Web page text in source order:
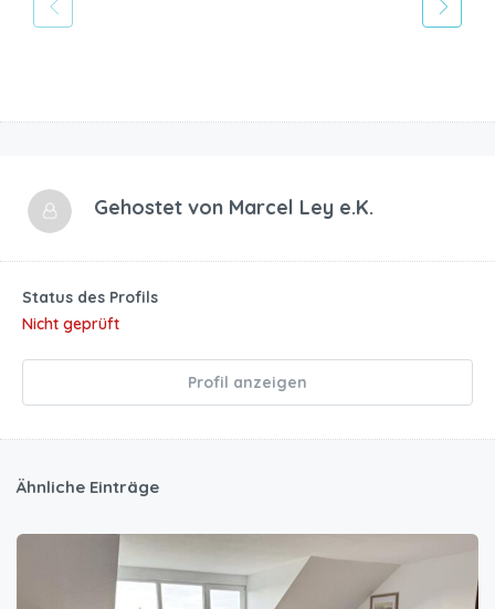
Gehostet von Marcel Ley e.K.
Status des Profils
Nicht geprüft
Profil anzeigen
Ähnliche Einträge